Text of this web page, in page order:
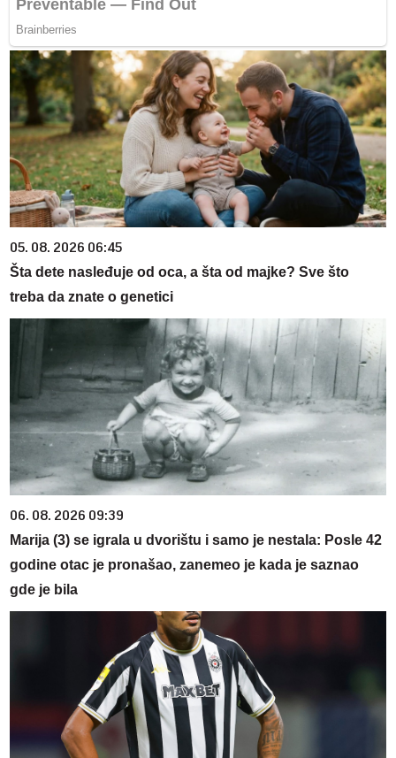
05. 08. 2026 06:45
Šta dete nasleđuje od oca, a šta od majke? Sve što
treba da znate o genetici
06. 08. 2026 09:39
Marija (3) se igrala u dvorištu i samo je nestala: Posle 42
godine otac je pronašao, zanemeo je kada je saznao
gde je bila